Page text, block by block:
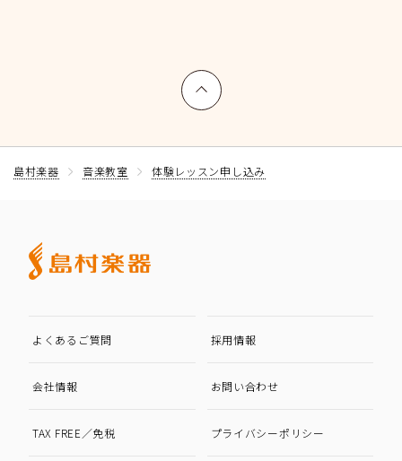
上へ戻る
島村楽器 音楽教室 体験レッスン申し込み
よくあるご質問 採用情報
会社情報 お問い合わせ
TAX FREE／免税 プライバシーポリシー